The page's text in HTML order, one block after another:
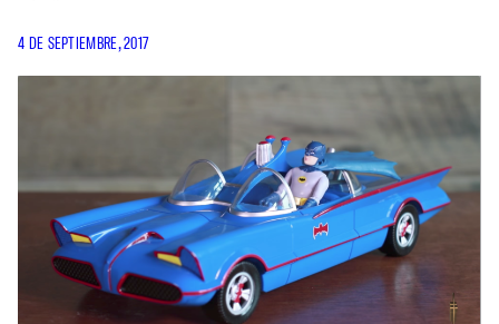
4 DE SEPTIEMBRE, 2017